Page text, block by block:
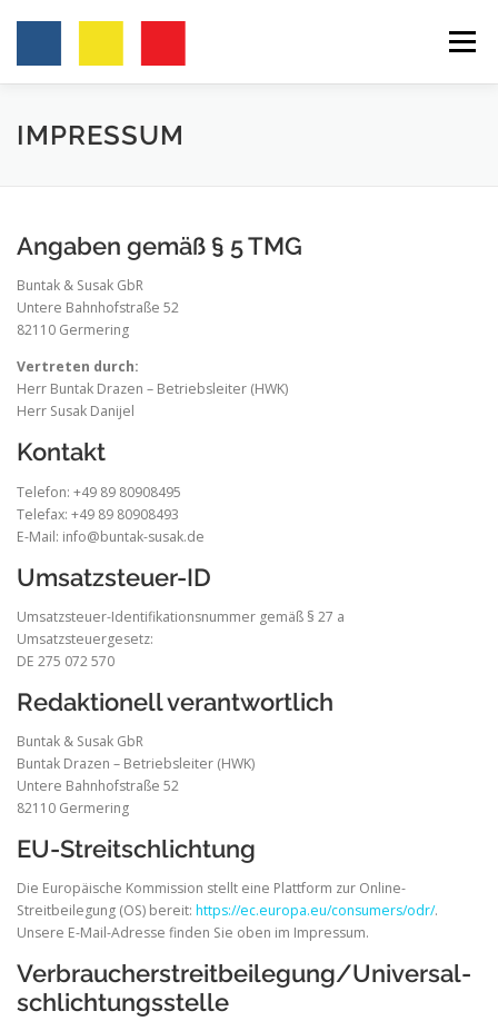
Menü
BUNTAK & SUSAK GBR
IMPRESSUM
Angaben gemäß § 5 TMG
Buntak & Susak GbR
Untere Bahnhofstraße 52
82110 Germering
Vertreten durch:
Herr Buntak Drazen – Betriebsleiter (HWK)
Herr Susak Danijel
Kontakt
Telefon: +49 89 80908495
Telefax: +49 89 80908493
E-Mail: info@buntak-susak.de
Umsatzsteuer-ID
Umsatzsteuer-Identifikationsnummer gemäß § 27 a
Umsatzsteuergesetz:
DE 275 072 570
Redaktionell verantwortlich
Buntak & Susak GbR
Buntak Drazen – Betriebsleiter (HWK)
Untere Bahnhofstraße 52
82110 Germering
EU-Streitschlichtung
Die Europäische Kommission stellt eine Plattform zur Online-
Streitbeilegung (OS) bereit: https://ec.europa.eu/consumers/odr/.
Unsere E-Mail-Adresse finden Sie oben im Impressum.
Verbraucher­streit­beilegung/Universal­
schlichtungs­stelle